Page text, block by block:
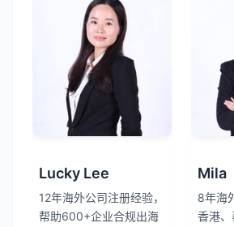
Lucky Lee
12年海外公司注册经验，
帮助600+企业合规出海
Mila
8年海
香港